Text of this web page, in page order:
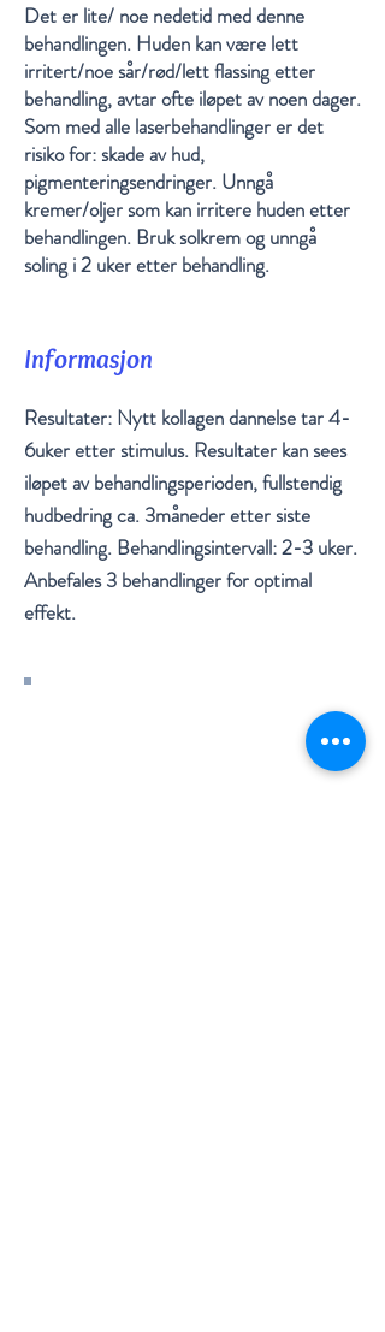
Det er lite/ noe nedetid med denne
behandlingen. Huden kan være lett
irritert/noe sår/rød/lett flassing etter
behandling, avtar ofte iløpet av noen dager.
Som med alle laserbehandlinger er det
risiko for: skade av hud,
pigmenteringsendringer. Unngå
kremer/oljer som kan irritere huden etter
behandlingen. Bruk solkrem og unngå
soling i 2 uker etter behandling.
Informasjon
Resultater: Nytt kollagen dannelse tar 4-
6uker etter stimulus. Resultater kan sees
iløpet av behandlingsperioden, fullstendig
hudbedring ca. 3måneder etter siste
behandling. Behandlingsintervall: 2-3 uker.
Anbefales 3 behandlinger for optimal
effekt.
Alle behandlinger utføres av erfaren
lege - sertifisert i rynkebehandlinger,